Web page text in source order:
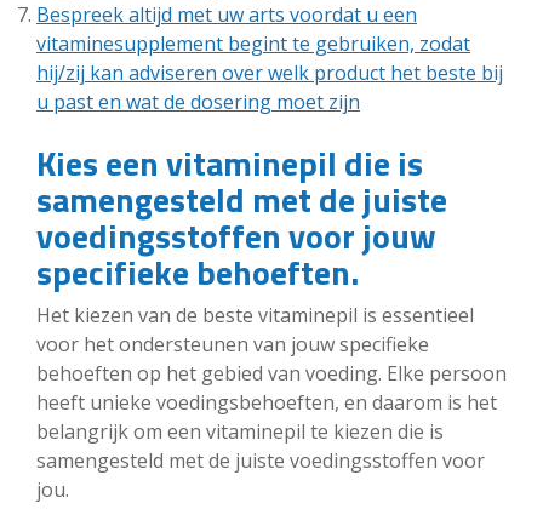
Bespreek altijd met uw arts voordat u een
vitaminesupplement begint te gebruiken, zodat
hij/zij kan adviseren over welk product het beste bij
u past en wat de dosering moet zijn
Kies een vitaminepil die is
samengesteld met de juiste
voedingsstoffen voor jouw
specifieke behoeften.
Het kiezen van de beste vitaminepil is essentieel
voor het ondersteunen van jouw specifieke
behoeften op het gebied van voeding. Elke persoon
heeft unieke voedingsbehoeften, en daarom is het
belangrijk om een vitaminepil te kiezen die is
samengesteld met de juiste voedingsstoffen voor
jou.